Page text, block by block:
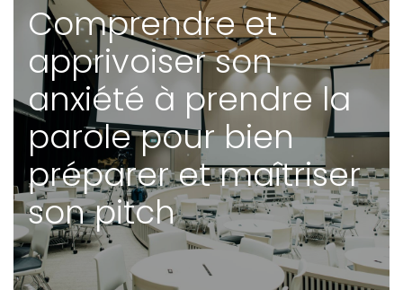
Comprendre et
apprivoiser son
anxiété à prendre la
parole pour bien
préparer et maîtriser
son pitch